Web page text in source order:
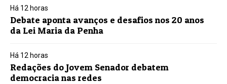
Há 12 horas
Debate aponta avanços e desafios nos 20 anos
da Lei Maria da Penha
Há 12 horas
Redações do Jovem Senador debatem
democracia nas redes